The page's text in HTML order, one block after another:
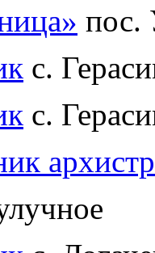
пос.
с.
с.